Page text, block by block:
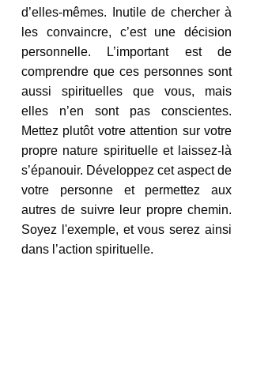
d’elles-mêmes. Inutile de chercher à
les convaincre, c’est une décision
personnelle. L’important est de
comprendre que ces personnes sont
aussi spirituelles que vous, mais
elles n’en sont pas conscientes.
Mettez plutôt votre attention sur votre
propre nature spirituelle et laissez-là
s’épanouir. Développez cet aspect de
votre personne et permettez aux
autres de suivre leur propre chemin.
Soyez l'exemple, et vous serez ainsi
dans l’action spirituelle.